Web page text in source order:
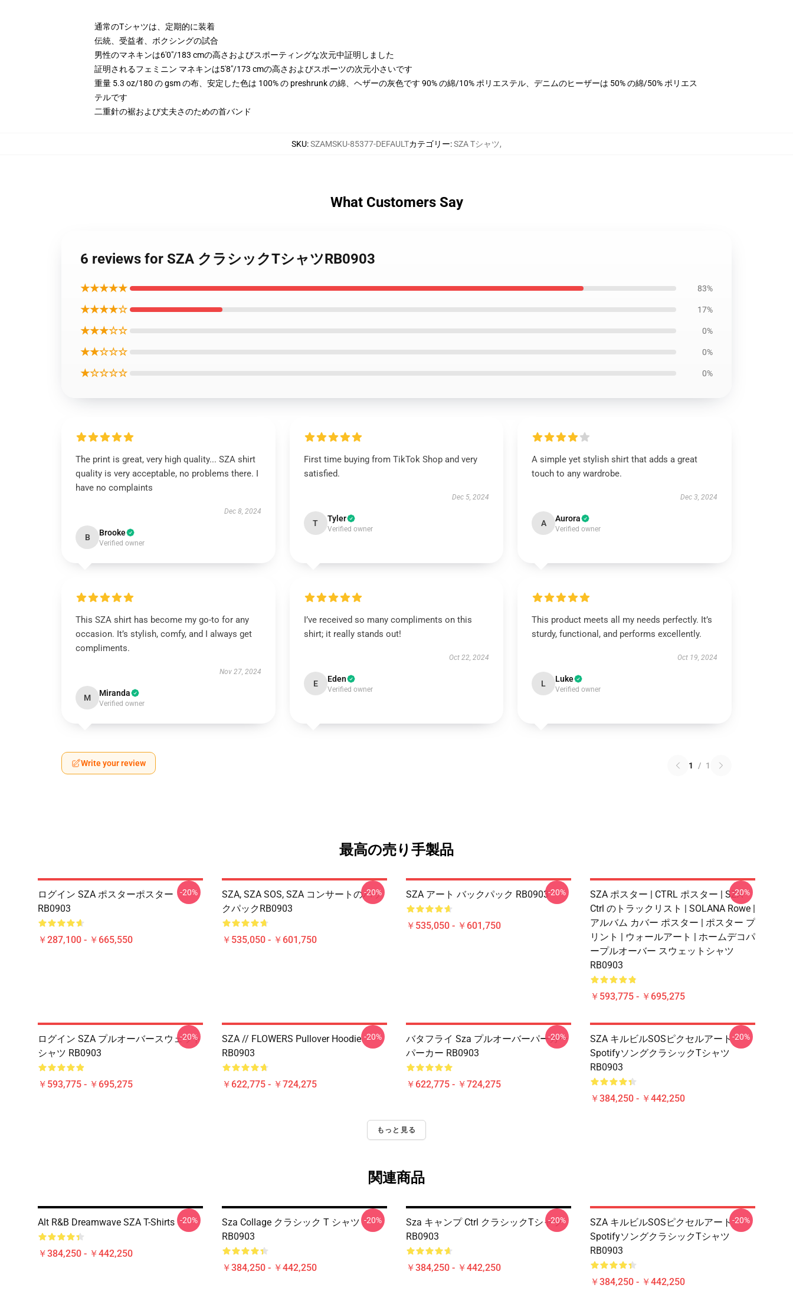
通常のTシャツは、定期的に装着
伝統、受益者、ボクシングの試合
男性のマネキンは6'0"/183 cmの高さおよびスポーティングな次元中証明しました
証明されるフェミニン マネキンは5'8"/173 cmの高さおよびスポーツの次元小さいです
重量 5.3 oz/180 の gsm の布、安定した色は 100% の preshrunk の綿、ヘザーの灰色です 90% の綿/10% ポリエステル、デニムのヒーザーは 50% の綿/50% ポリエス
テルです
二重針の裾および丈夫さのための首バンド
SKU:SZAMSKU-85377-DEFAULTカテゴリー:SZA Tシャツ,
What Customers Say
6 reviews for SZA クラシックTシャツRB0903
★★★★★ 83%
★★★★☆ 17%
★★★☆☆ 0%
★★☆☆☆ 0%
★☆☆☆☆ 0%
The print is great, very high quality... SZA shirt
quality is very acceptable, no problems there. I
have no complaints
Dec 8, 2024
B Brooke
Verified owner
First time buying from TikTok Shop and very
satisfied.
Dec 5, 2024
T Tyler
Verified owner
A simple yet stylish shirt that adds a great
touch to any wardrobe.
Dec 3, 2024
A Aurora
Verified owner
This SZA shirt has become my go-to for any
occasion. It’s stylish, comfy, and I always get
compliments.
Nov 27, 2024
M Miranda
Verified owner
I’ve received so many compliments on this
shirt; it really stands out!
Oct 22, 2024
E Eden
Verified owner
This product meets all my needs perfectly. It’s
sturdy, functional, and performs excellently.
Oct 19, 2024
L Luke
Verified owner
Write your review 1 / 1
最高の売り手製品
ログイン SZA ポスターポスター
RB0903
￥287,100 - ￥665,550
-20%
SZA, SZA SOS, SZA コンサートのバッ
クパックRB0903
￥535,050 - ￥601,750
-20% SZA アート バックパック RB0903
￥535,050 - ￥601,750
-20%
SZA ポスター | CTRL ポスター | SZA
Ctrl のトラックリスト | SOLANA Rowe |
アルバム カバー ポスター | ポスター プ
リント | ウォールアート | ホームデコパ
ープルオーバー スウェットシャツ
RB0903
￥593,775 - ￥695,275
-20%
ログイン SZA プルオーバースウェット
シャツ RB0903
￥593,775 - ￥695,275
-20%
SZA // FLOWERS Pullover Hoodie
RB0903
￥622,775 - ￥724,275
-20%
バタフライ Sza プルオーバーパーカー
パーカー RB0903
￥622,775 - ￥724,275
-20%
SZA キルビルSOSピクセルアート
SpotifyソングクラシックTシャツ
RB0903
￥384,250 - ￥442,250
-20%
もっと見る
関連商品
Alt R&B Dreamwave SZA T-Shirts
￥384,250 - ￥442,250
-20%
Sza Collage クラシック T シャツ
RB0903
￥384,250 - ￥442,250
-20%
Sza キャンプ Ctrl クラシックTシャツ
RB0903
￥384,250 - ￥442,250
-20%
SZA キルビルSOSピクセルアート
SpotifyソングクラシックTシャツ
RB0903
￥384,250 - ￥442,250
-20%